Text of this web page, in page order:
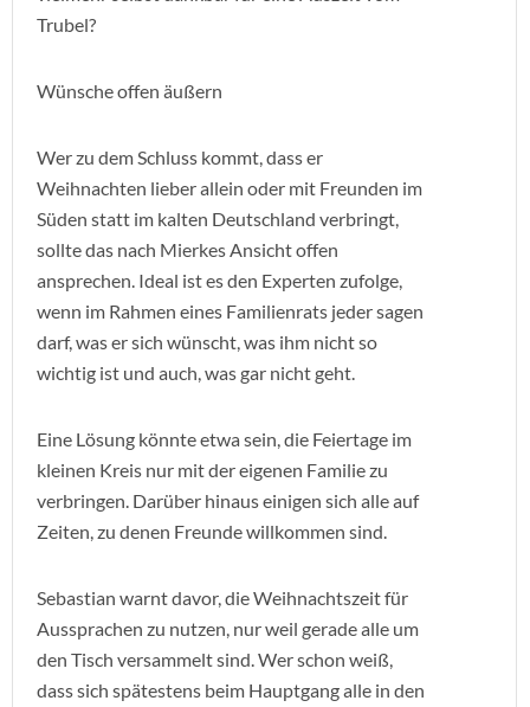
Trubel?
Wünsche offen äußern
Wer zu dem Schluss kommt, dass er
Weihnachten lieber allein oder mit Freunden im
Süden statt im kalten Deutschland verbringt,
sollte das nach Mierkes Ansicht offen
ansprechen. Ideal ist es den Experten zufolge,
wenn im Rahmen eines Familienrats jeder sagen
darf, was er sich wünscht, was ihm nicht so
wichtig ist und auch, was gar nicht geht.
Eine Lösung könnte etwa sein, die Feiertage im
kleinen Kreis nur mit der eigenen Familie zu
verbringen. Darüber hinaus einigen sich alle auf
Zeiten, zu denen Freunde willkommen sind.
Sebastian warnt davor, die Weihnachtszeit für
Aussprachen zu nutzen, nur weil gerade alle um
den Tisch versammelt sind. Wer schon weiß,
dass sich spätestens beim Hauptgang alle in den